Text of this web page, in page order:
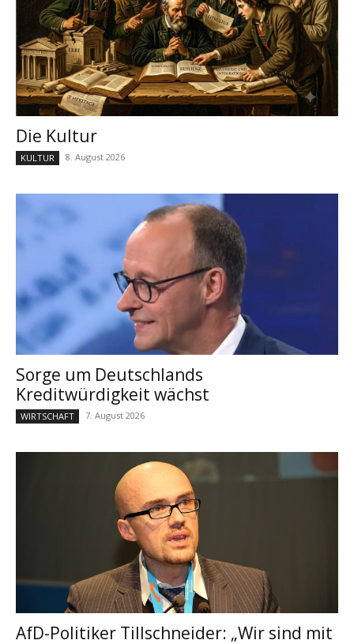
Die Kultur
KULTUR 8. August 2026
Sorge um Deutschlands
Kreditwürdigkeit wächst
WIRTSCHAFT 7. August 2026
AfD-Politiker Tillschneider: „Wir sind mit